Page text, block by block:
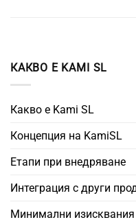
КАКВО Е KAMI SL
Какво е Kami SL
Концепция на KamiSL
Етапи при внедряване
Интеграция с други
Минимални изисквания